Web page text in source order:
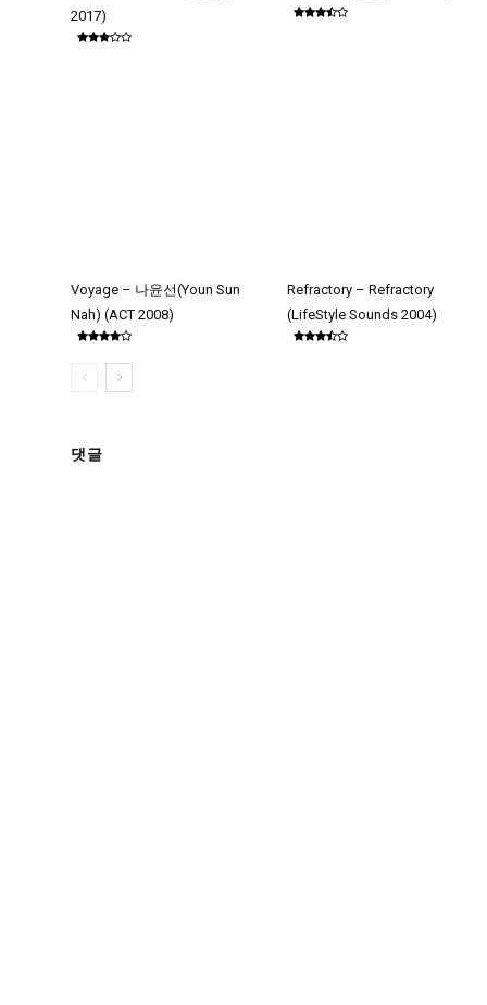
2017)
Voyage – 나윤선(Youn Sun
Nah) (ACT 2008)
Refractory – Refractory
(LifeStyle Sounds 2004)
댓글